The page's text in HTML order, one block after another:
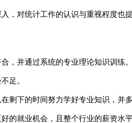
，对统计工作的认识与重视程度也
，并通过系统的专业理论知识训练。
足。
剩下的时间努力学好专业知识，并
的就业机会，且整个行业的薪资水平